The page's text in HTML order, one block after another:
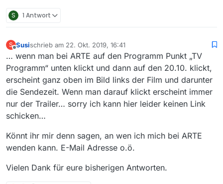
S 1 Antwort
S Susischrieb am 22. Okt. 2019, 16:41
zuletzt editiert von
… wenn man bei ARTE auf den Programm Punkt „TV
Programm“ unten klickt und dann auf den 20.10. klickt,
erscheint ganz oben im Bild links der Film und darunter
die Sendezeit. Wenn man darauf klickt erscheint immer
nur der Trailer… sorry ich kann hier leider keinen Link
schicken…
Könnt ihr mir denn sagen, an wen ich mich bei ARTE
wenden kann. E-Mail Adresse o.ö.
Vielen Dank für eure bisherigen Antworten.